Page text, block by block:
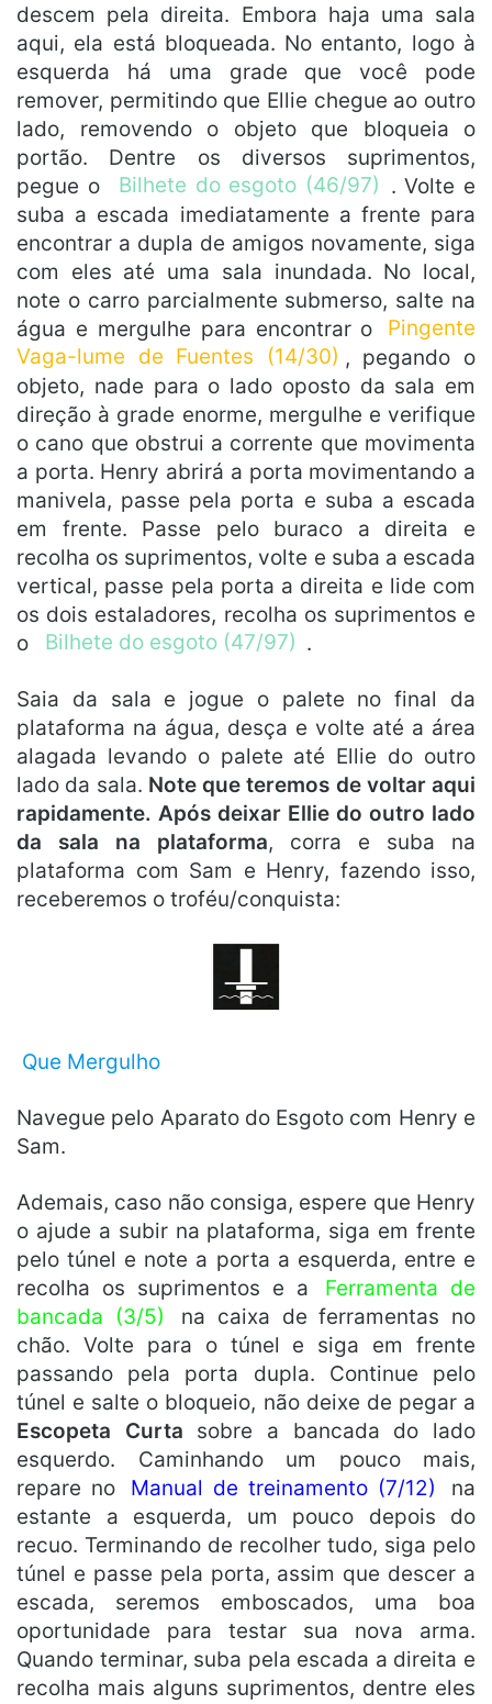
descem pela direita. Embora haja uma sala
aqui, ela está bloqueada. No entanto, logo à
esquerda há uma grade que você pode
remover, permitindo que Ellie chegue ao outro
lado, removendo o objeto que bloqueia o
portão. Dentre os diversos suprimentos,
pegue o
Bilhete do esgoto (46/97) . Volte e
suba a escada imediatamente a frente para
encontrar a dupla de amigos novamente, siga
com eles até uma sala inundada. No local,
note o carro parcialmente submerso, salte na
água e mergulhe para encontrar o
Pingente
Vaga-lume de Fuentes (14/30) , pegando o
objeto, nade para o lado oposto da sala em
direção à grade enorme, mergulhe e verifique
o cano que obstrui a corrente que movimenta
a porta. Henry abrirá a porta movimentando a
manivela, passe pela porta e suba a escada
em frente. Passe pelo buraco a direita e
recolha os suprimentos, volte e suba a escada
vertical, passe pela porta a direita e lide com
os dois estaladores, recolha os suprimentos e
o
Bilhete do esgoto (47/97) .
Saia da sala e jogue o palete no final da
plataforma na água, desça e volte até a área
alagada levando o palete até Ellie do outro
lado da sala. Note que teremos de voltar aqui
rapidamente. Após deixar Ellie do outro lado
da sala na plataforma, corra e suba na
plataforma com Sam e Henry, fazendo isso,
receberemos o troféu/conquista:
Que Mergulho
Navegue pelo Aparato do Esgoto com Henry e
Sam.
Ademais, caso não consiga, espere que Henry
o ajude a subir na plataforma, siga em frente
pelo túnel e note a porta a esquerda, entre e
recolha os suprimentos e a
Ferramenta de
bancada (3/5)
na caixa de ferramentas no
chão. Volte para o túnel e siga em frente
passando pela porta dupla. Continue pelo
túnel e salte o bloqueio, não deixe de pegar a
Escopeta Curta sobre a bancada do lado
esquerdo. Caminhando um pouco mais,
repare no
Manual de treinamento (7/12)
na
estante a esquerda, um pouco depois do
recuo. Terminando de recolher tudo, siga pelo
túnel e passe pela porta, assim que descer a
escada, seremos emboscados, uma boa
oportunidade para testar sua nova arma.
Quando terminar, suba pela escada a direita e
recolha mais alguns suprimentos, dentre eles